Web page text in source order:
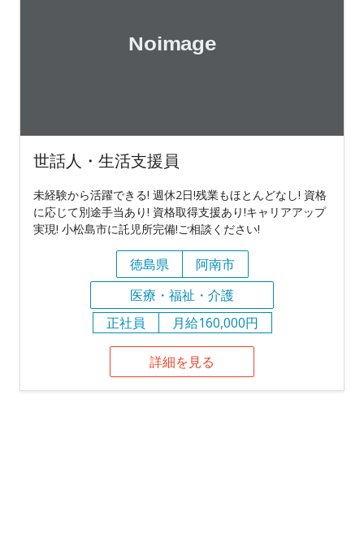
世話人・生活支援員
未経験から活躍できる! 週休2日!残業もほとんどなし! 資格
に応じて別途手当あり! 資格取得支援あり!キャリアアップ
実現! 小松島市に託児所完備!ご相談ください!
徳島県
阿南市
医療・福祉・介護
正社員
月給160,000円
詳細を見る